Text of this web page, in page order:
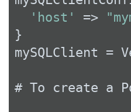
'host'
=>
}
mySQLClient =
# To create a